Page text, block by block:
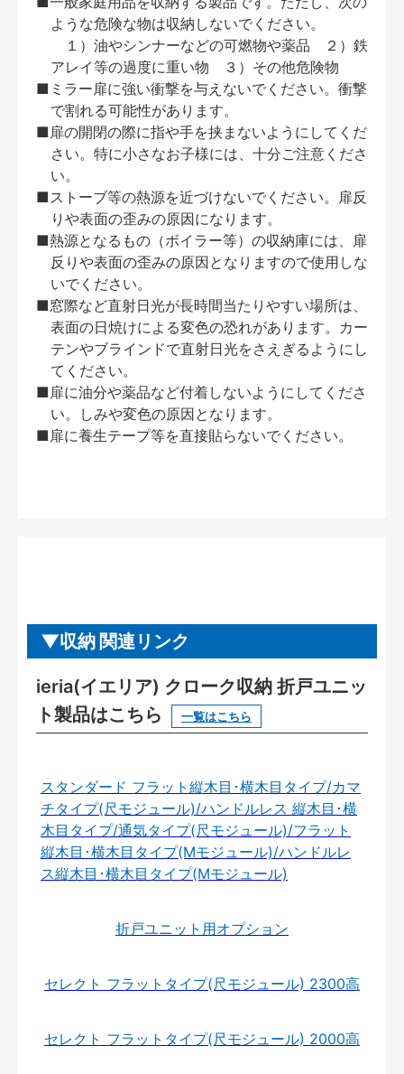
ような危険な物は収納しないでください。
１）油やシンナーなどの可燃物や薬品 ２）鉄
アレイ等の過度に重い物 ３）その他危険物
■ミラー扉に強い衝撃を与えないでください。衝撃
で割れる可能性があります。
■扉の開閉の際に指や手を挟まないようにしてくだ
さい。特に小さなお子様には、十分ご注意くださ
い。
■ストーブ等の熱源を近づけないでください。扉反
りや表面の歪みの原因になります。
■熱源となるもの（ボイラー等）の収納庫には、扉
反りや表面の歪みの原因となりますので使用しな
いでください。
■窓際など直射日光が長時間当たりやすい場所は、
表面の日焼けによる変色の恐れがあります。カー
テンやブラインドで直射日光をさえぎるようにし
てください。
■扉に油分や薬品など付着しないようにしてくださ
い。しみや変色の原因となります。
■扉に養生テープ等を直接貼らないでください。
収納 関連リンク
ieria(イエリア) クローク収納 折戸ユニッ
ト製品はこちら
一覧はこちら
スタンダード フラット縦木目･横木目タイプ/カマ
チタイプ(尺モジュール)/ハンドルレス 縦木目･横
木目タイプ/通気タイプ(尺モジュール)/フラット
縦木目･横木目タイプ(Mモジュール)/ハンドルレ
ス縦木目･横木目タイプ(Mモジュール)
折戸ユニット用オプション
セレクト フラットタイプ(尺モジュール) 2300高
セレクト フラットタイプ(尺モジュール) 2000高